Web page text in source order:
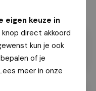
eigen keuze in
direct akkoord
kun je ook
of je
meer in onze